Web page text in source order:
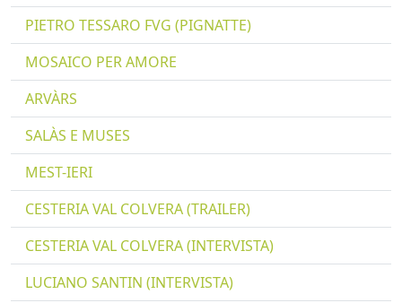
PIETRO TESSARO FVG (PIGNATTE)
MOSAICO PER AMORE
ARVÀRS
SALÀS E MUSES
MEST-IERI
CESTERIA VAL COLVERA (TRAILER)
CESTERIA VAL COLVERA (INTERVISTA)
LUCIANO SANTIN (INTERVISTA)